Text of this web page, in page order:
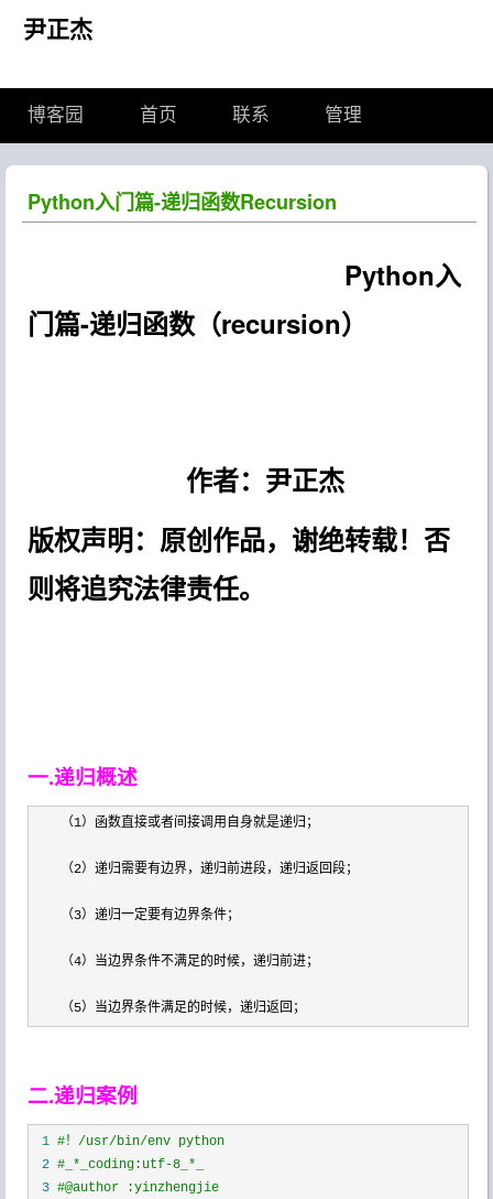
尹正杰
博客园 首页 联系 管理
Python入门篇-递归函数Recursion
Python入
门篇-递归函数（recursion）
作者：尹正杰
版权声明：原创作品，谢绝转载！否
则将追究法律责任。
一.递归概述
（1
（2
（3
（4）当边界条件不满足的时候，递归前进；
（5）当边界条件满足的时候，递归返回；
二.递归案例
1 #！/usr/bin/env python
2 # _*_coding:utf-8_*_
3 #@author :yinzhengjie